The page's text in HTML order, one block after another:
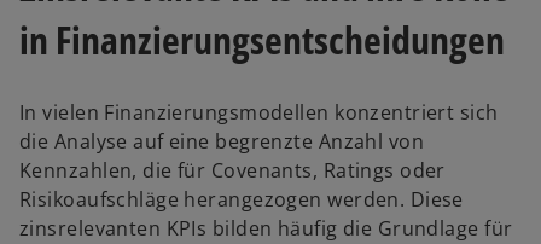
in Finanzierungsentscheidungen
In vielen Finanzierungsmodellen konzentriert sich
die Analyse auf eine begrenzte Anzahl von
Kennzahlen, die für Covenants, Ratings oder
Risikoaufschläge herangezogen werden. Diese
zinsrelevanten KPIs bilden häufig die Grundlage für